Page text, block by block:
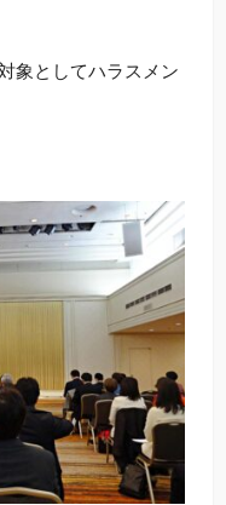
象としてハラスメン